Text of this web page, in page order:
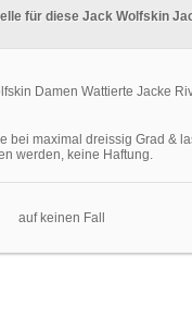
für diese Jack Wolfskin
bei maximal dreissig Grad &
werden, keine Haftung.
auf keinen Fall